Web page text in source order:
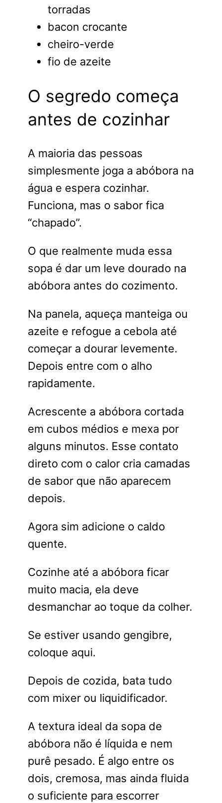
torradas
bacon crocante
cheiro-verde
fio de azeite
O segredo começa
antes de cozinhar
A maioria das pessoas
simplesmente joga a abóbora na
água e espera cozinhar.
Funciona, mas o sabor fica
“chapado”.
O que realmente muda essa
sopa é dar um leve dourado na
abóbora antes do cozimento.
Na panela, aqueça manteiga ou
azeite e refogue a cebola até
começar a dourar levemente.
Depois entre com o alho
rapidamente.
Acrescente a abóbora cortada
em cubos médios e mexa por
alguns minutos. Esse contato
direto com o calor cria camadas
de sabor que não aparecem
depois.
Agora sim adicione o caldo
quente.
Cozinhe até a abóbora ficar
muito macia, ela deve
desmanchar ao toque da colher.
Se estiver usando gengibre,
coloque aqui.
Depois de cozida, bata tudo
com mixer ou liquidificador.
A textura ideal da sopa de
abóbora não é líquida e nem
purê pesado. É algo entre os
dois, cremosa, mas ainda fluida
o suficiente para escorrer